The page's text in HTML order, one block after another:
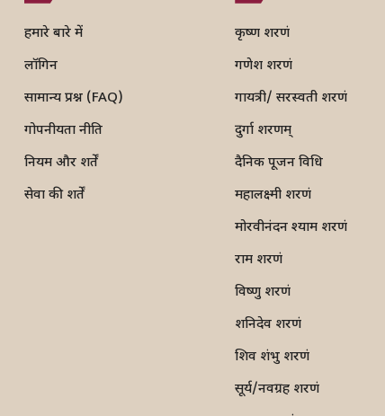
हमारे बारे में
लॉगिन
सामान्य प्रश्न (FAQ)
गोपनीयता नीति
नियम और शर्तें
सेवा की शर्तें
कृष्ण शरणं
गणेश शरणं
गायत्री/ सरस्वती शरणं
दुर्गा शरणम्
दैनिक पूजन विधि
महालक्ष्मी शरणं
मोरवीनंदन श्याम शरणं
राम शरणं
विष्णु शरणं
शनिदेव शरणं
शिव शंभु शरणं
सूर्य/नवग्रह शरणं